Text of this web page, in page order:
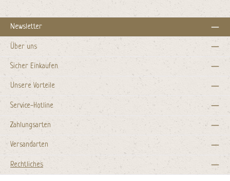
Newsletter
Über uns
Sicher Einkaufen
Unsere Vorteile
Service-Hotline
Zahlungsarten
Versandarten
Rechtliches